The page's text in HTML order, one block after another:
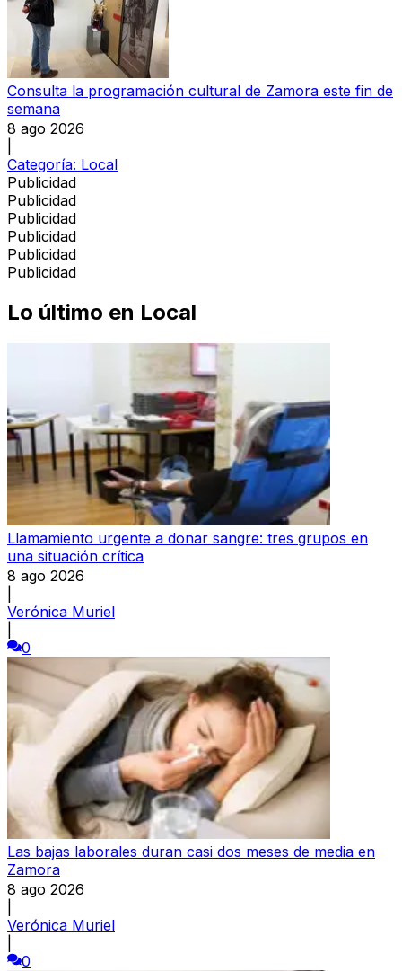
Consulta la programación cultural de Zamora este fin de
semana
8 ago 2026
Categoría: Local
Publicidad
Publicidad
Publicidad
Publicidad
Publicidad
Publicidad
Lo último en Local
Llamamiento urgente a donar sangre: tres grupos en
una situación crítica
8 ago 2026
Verónica Muriel
0
Las bajas laborales duran casi dos meses de media en
Zamora
8 ago 2026
Verónica Muriel
0